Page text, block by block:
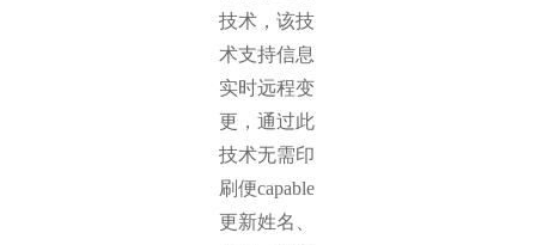
技术，该技
术支持信息
实时远程变
更，通过此
技术无需印
刷便capable
更新姓名、